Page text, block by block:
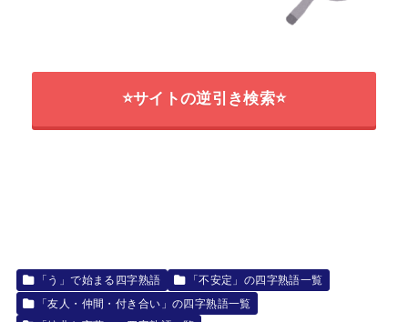
⭐サイトの逆引き検索⭐
「う」で始まる四字熟語
「不安定」の四字熟語一覧
「友人・仲間・付き合い」の四字熟語一覧